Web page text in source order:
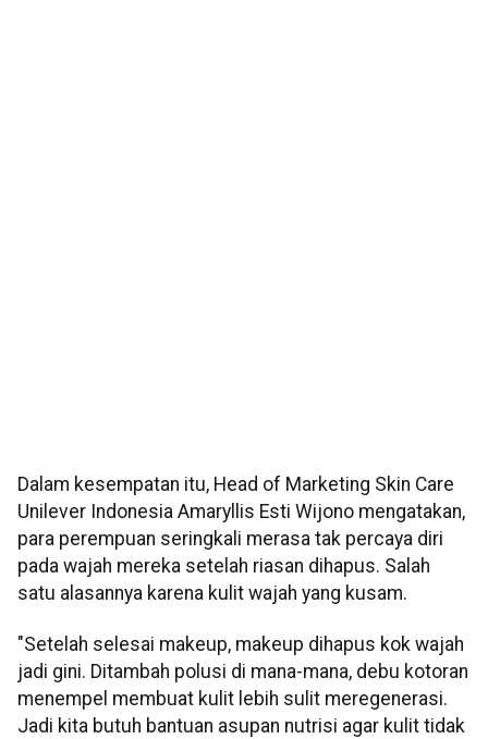
Dalam kesempatan itu, Head of Marketing Skin Care
Unilever Indonesia Amaryllis Esti Wijono mengatakan,
para perempuan seringkali merasa tak percaya diri
pada wajah mereka setelah riasan dihapus. Salah
satu alasannya karena kulit wajah yang kusam.
"Setelah selesai makeup, makeup dihapus kok wajah
jadi gini. Ditambah polusi di mana-mana, debu kotoran
menempel membuat kulit lebih sulit meregenerasi.
Jadi kita butuh bantuan asupan nutrisi agar kulit tidak